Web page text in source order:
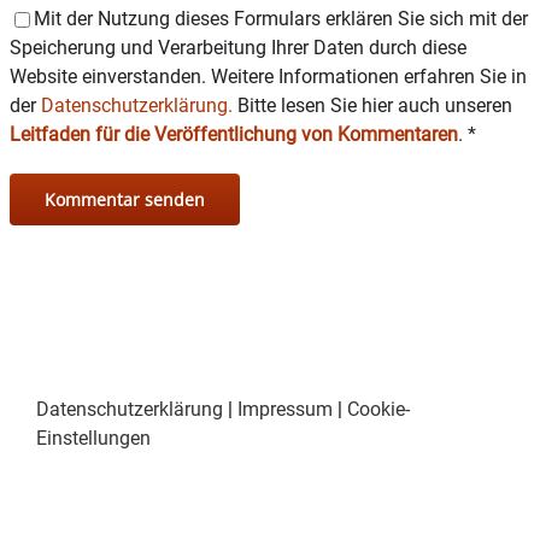
Mit der Nutzung dieses Formulars erklären Sie sich mit der
Speicherung und Verarbeitung Ihrer Daten durch diese
Website einverstanden. Weitere Informationen erfahren Sie in
der Datenschutzerklärung. Bitte lesen Sie hier auch unseren
Leitfaden für die Veröffentlichung von Kommentaren. *
Datenschutzerklärung | Impressum | Cookie-
Einstellungen